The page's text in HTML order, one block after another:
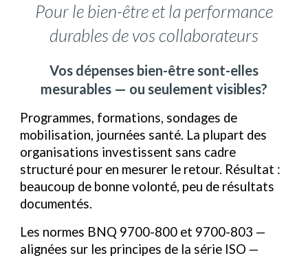
Pour le bien-être et la performance
durables de vos collaborateurs
Vos dépenses bien-être sont-elles
mesurables — ou seulement visibles?
Programmes, formations, sondages de
mobilisation, journées santé. La plupart des
organisations investissent sans cadre
structuré pour en mesurer le retour. Résultat :
beaucoup de bonne volonté, peu de résultats
documentés.
Les normes BNQ 9700-800 et 9700-803 —
alignées sur les principes de la série ISO —